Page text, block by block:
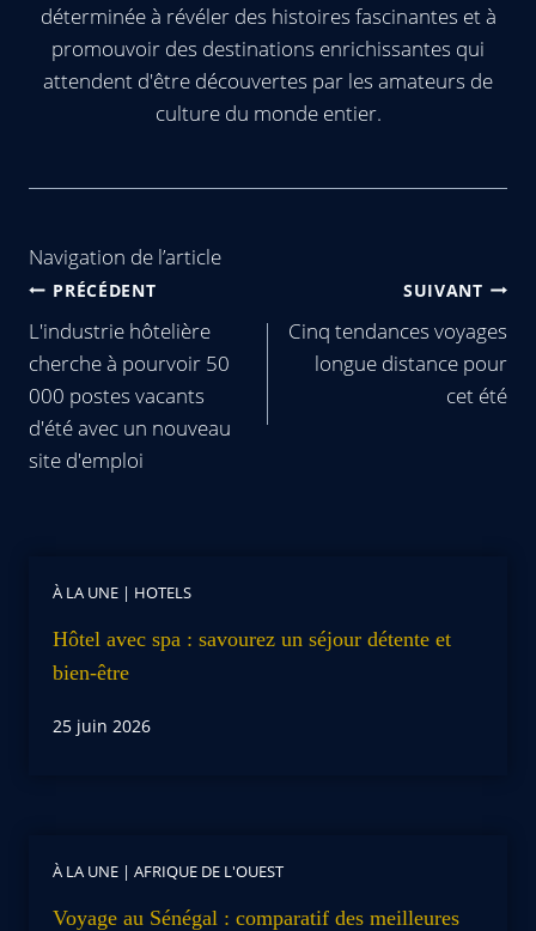
déterminée à révéler des histoires fascinantes et à
promouvoir des destinations enrichissantes qui
attendent d'être découvertes par les amateurs de
culture du monde entier.
Navigation de l’article
PRÉCÉDENT
L'industrie hôtelière
cherche à pourvoir 50
000 postes vacants
d'été avec un nouveau
site d'emploi
SUIVANT
Cinq tendances voyages
longue distance pour
cet été
À LA UNE | HOTELS
Hôtel avec spa : savourez un séjour détente et
bien-être
25 juin 2026
À LA UNE | AFRIQUE DE L'OUEST
Voyage au Sénégal : comparatif des meilleures